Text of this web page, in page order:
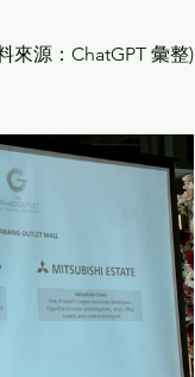
來源：ChatGPT 彙整)